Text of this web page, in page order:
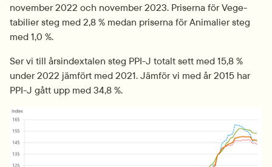
november 2022 och november 2023. Priserna för Vege­
tabilier steg med 2,8 % medan priserna för Animalier steg
med 1,0 %.
Ser vi till årsindextalen steg PPI-J totalt sett med 15,8 %
under 2022 jämfört med 2021. Jämför vi med år 2015 har
PPI-J gått upp med 34,8 %.